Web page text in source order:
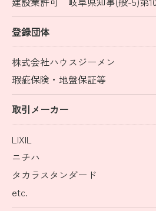
登録団体
株式会社ハウスジーメン
瑕疵保険・地盤保証等
取引メーカー
LIXIL
ニチハ
タカラスタンダード
etc.